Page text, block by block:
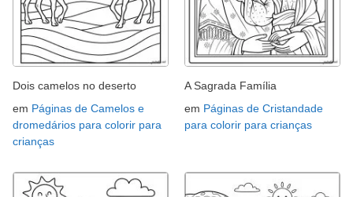
Dois camelos no deserto
em Páginas de Camelos e
dromedários para colorir para
crianças
A Sagrada Família
em Páginas de Cristandade
para colorir para crianças